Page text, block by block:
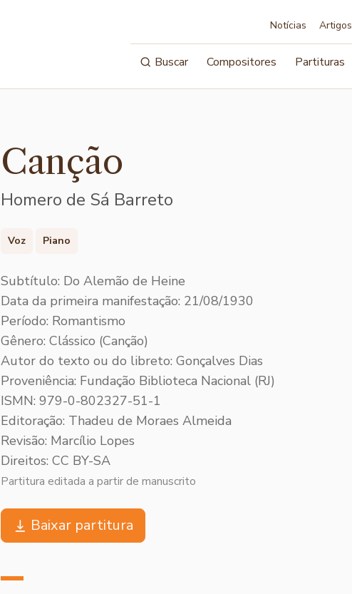
Notícias Artigos
Buscar Compositores Partituras
Canção
Homero de Sá Barreto
Voz Piano
Subtítulo: Do Alemão de Heine
Data da primeira manifestação: 21/08/1930
Período: Romantismo
Gênero: Clássico (Canção)
Autor do texto ou do libreto: Gonçalves Dias
Proveniência: Fundação Biblioteca Nacional (RJ)
ISMN: 979-0-802327-51-1
Editoração: Thadeu de Moraes Almeida
Revisão: Marcílio Lopes
Direitos: CC BY-SA
Partitura editada a partir de manuscrito
Baixar partitura